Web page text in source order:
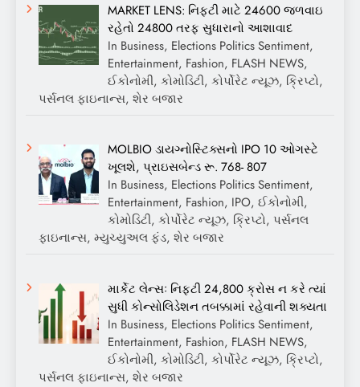
MARKET LENS: નિફ્ટી માટે 24600 જળવાઇ
રહેતો 24800 તરફ સુધારાનો આશાવાદ
In Business, Elections Politics Sentiment,
Entertainment, Fashion, FLASH NEWS,
ઈકોનોમી, કોમોડિટી, કોર્પોરેટ ન્યૂઝ, ક્રિપ્ટો,
પર્સનલ ફાઇનાન્સ, શેર બજાર
MOLBIO ડાયગ્નોસ્ટિક્સનો IPO 10 ઓગસ્ટે
ખૂલશે, પ્રાઇસબેન્ડ રૂ. 768- 807
In Business, Elections Politics Sentiment,
Entertainment, Fashion, IPO, ઈકોનોમી,
કોમોડિટી, કોર્પોરેટ ન્યૂઝ, ક્રિપ્ટો, પર્સનલ
ફાઇનાન્સ, મ્યુચ્યુઅલ ફંડ, શેર બજાર
માર્કેટ લેન્સઃ નિફ્ટી 24,800 ક્રોસ ન કરે ત્યાં
સુધી કોન્સોલિડેશન તબક્કામાં રહેવાની શક્યતા
In Business, Elections Politics Sentiment,
Entertainment, Fashion, FLASH NEWS,
ઈકોનોમી, કોમોડિટી, કોર્પોરેટ ન્યૂઝ, ક્રિપ્ટો,
પર્સનલ ફાઇનાન્સ, શેર બજાર